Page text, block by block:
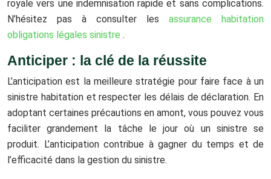
royale vers une indemnisation rapide et sans complications.
N’hésitez pas à consulter les assurance habitation
obligations légales sinistre .
Anticiper : la clé de la réussite
L’anticipation est la meilleure stratégie pour faire face à un
sinistre habitation et respecter les délais de déclaration. En
adoptant certaines précautions en amont, vous pouvez vous
faciliter grandement la tâche le jour où un sinistre se
produit. L’anticipation contribue à gagner du temps et de
l’efficacité dans la gestion du sinistre.